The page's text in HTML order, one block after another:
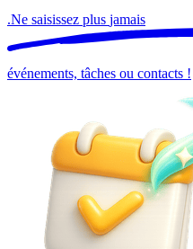
.Ne saisissez plus jamais
événements, tâches ou contacts !